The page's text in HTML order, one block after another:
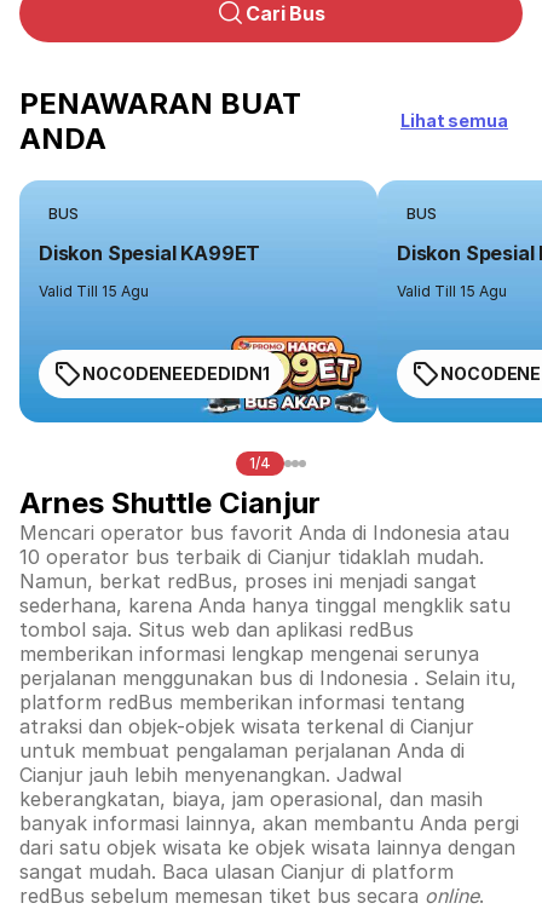
Cari Bus
PENAWARAN BUAT
ANDA
Lihat semua
BUS
Diskon Spesial KA99ET
Valid Till 15 Agu
NOCODENEEDEDIDN1
BUS
Diskon Spesial
Valid Till 15 Agu
1/4
Arnes Shuttle Cianjur
Mencari operator bus favorit Anda di Indonesia atau
10 operator bus terbaik di Cianjur tidaklah mudah.
Namun, berkat redBus, proses ini menjadi sangat
sederhana, karena Anda hanya tinggal mengklik satu
tombol saja. Situs web dan aplikasi redBus
memberikan informasi lengkap mengenai serunya
perjalanan menggunakan bus di Indonesia . Selain itu,
platform redBus memberikan informasi tentang
atraksi dan objek-objek wisata terkenal di Cianjur
untuk membuat pengalaman perjalanan Anda di
Cianjur jauh lebih menyenangkan. Jadwal
keberangkatan, biaya, jam operasional, dan masih
banyak informasi lainnya, akan membantu Anda pergi
dari satu objek wisata ke objek wisata lainnya dengan
sangat mudah. Baca ulasan Cianjur di platform
redBus sebelum memesan tiket bus secara online.